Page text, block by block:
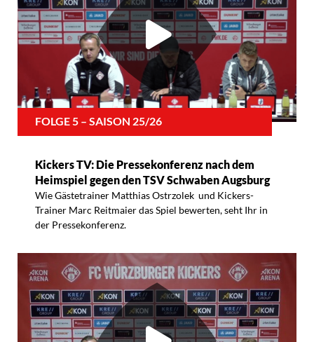
FOLGE 5 – SAISON 25/26
Kickers TV: Die Pressekonferenz nach dem
Heimspiel gegen den TSV Schwaben Augsburg
Wie Gästetrainer Matthias Ostrzolek und Kickers-
Trainer Marc Reitmaier das Spiel bewerten, seht Ihr in
der Pressekonferenz.